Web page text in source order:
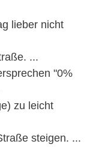
lieber nicht
...
"0%
zu leicht
steigen. ...